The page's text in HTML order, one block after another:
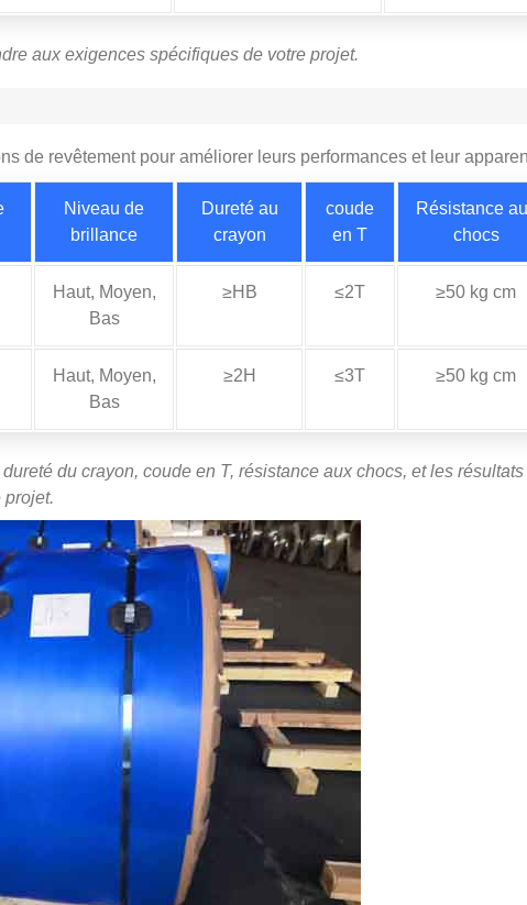
aux exigences spécifiques de votre projet.
de revêtement pour améliorer leurs performances et leur
Niveau de
brillance
Dureté au
crayon
coude
en T
Résistance
chocs
Haut, Moyen,
Bas
≥HB ≤2T ≥50 kg cm
Haut, Moyen,
Bas
≥2H ≤3T ≥50 kg cm
du crayon, coude en T, résistance aux chocs, et les
projet.